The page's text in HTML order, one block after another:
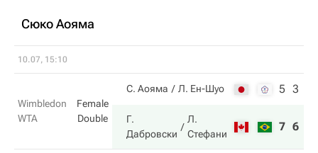
Сюко Аояма
10.07, 15:10
Wimbledon
WTA
Female
Double
С. Аояма Л. Ен-Шуо 5 3
Г.
Дабровски
Л.
Стефани
7 6